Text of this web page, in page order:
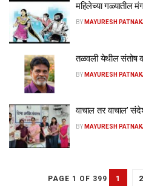
महिलेच्या गळ्यातील
BY MAYURESH
तळवली येथील संतोष
BY MAYURESH
वाचाल तर वाचाल’
BY MAYURESH
PAGE 1 OF 399 1 2